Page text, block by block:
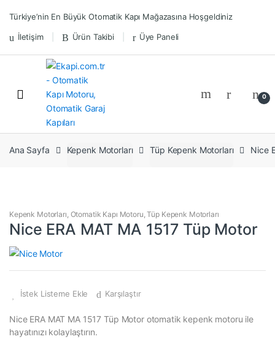
navigation
content
Türkiye’nin En Büyük Otomatik Kapı Mağazasına Hoşgeldiniz
İletişim Ürün Takibi Üye Paneli
0
Ana Sayfa Kepenk Motorları Tüp Kepenk Motorları Nice
Kepenk Motorları, Otomatik Kapı Motoru,Tüp Kepenk Motorları
Nice ERA MAT MA 1517 Tüp Motor
İstek Listeme Ekle Karşılaştır
Nice ERA MAT MA 1517 Tüp Motor otomatik kepenk motoru ile
hayatınızı kolaylaştırın.